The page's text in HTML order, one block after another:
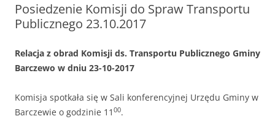
Posiedzenie Komisji do Spraw Transportu
Publicznego 23.10.2017
Relacja z obrad Komisji ds. Transportu Publicznego Gminy
Barczewo w dniu 23-10-2017
Komisja spotkała się w Sali konferencyjnej Urzędu Gminy w
Barczewie o godzinie 11 00.